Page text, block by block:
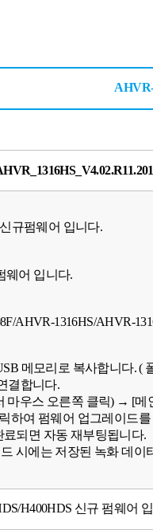
신규펌웨어 입니다.
웨어 입니다.
AHVR-1316HS/AHVR-
메모리로 복사합니다. (
결합니다.
마우스 오른쪽 클릭) → [
하여 펌웨어 업그레이드
되면 자동 재부팅됩니다.
시에는 저장된 녹화 데이
H400HDS 신규 펌웨어